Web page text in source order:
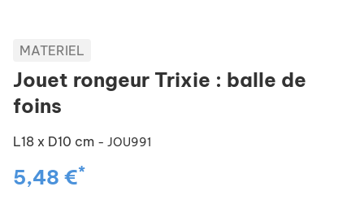
MATERIEL
Jouet rongeur Trixie : balle de
foins
L18 x D10 cm - JOU991
5,48 €*